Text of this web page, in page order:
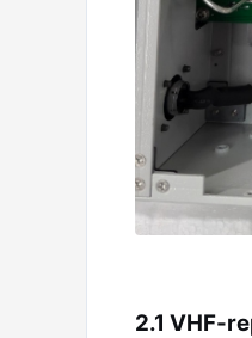
2.1 VHF-